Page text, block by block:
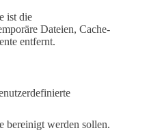
ist die
Dateien, Cache-
entfernt.
bereinigt werden sollen.